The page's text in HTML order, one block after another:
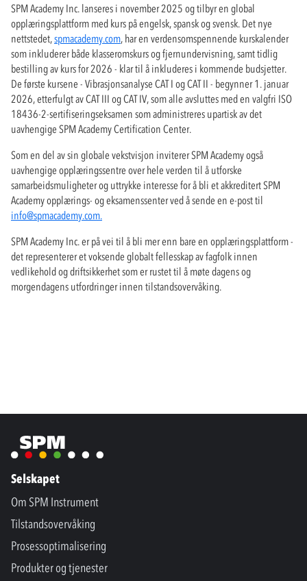
SPM Academy Inc. lanseres i november 2025 og tilbyr en global
opplæringsplattform med kurs på engelsk, spansk og svensk. Det nye
nettstedet,spmacademy.com, har en verdensomspennende kurskalender
som inkluderer både klasseromskurs og fjernundervisning, samt tidlig
bestilling av kurs for 2026 - klar til å inkluderes i kommende budsjetter.
De første kursene - Vibrasjonsanalyse CAT I og CAT II - begynner 1. januar
2026, etterfulgt av CAT III og CAT IV, som alle avsluttes med en valgfri ISO
18436-2-sertifiseringseksamen som administreres upartisk av det
uavhengige SPM Academy Certification Center.
Som en del av sin globale vekstvisjon inviterer SPM Academy også
uavhengige opplæringssentre over hele verden til å utforske
samarbeidsmuligheter og uttrykke interesse for å bli et akkreditert SPM
Academy opplærings- og eksamenssenter ved å sende en e-post til
info@spmacademy.com.
SPM Academy Inc. er på vei til å bli mer enn bare en opplæringsplattform -
det representerer et voksende globalt fellesskap av fagfolk innen
vedlikehold og driftsikkerhet som er rustet til å møte dagens og
morgendagens utfordringer innen tilstandsovervåking.
Selskapet
Om SPM Instrument
Tilstandsovervåking
Prosessoptimalisering
Produkter og tjenester